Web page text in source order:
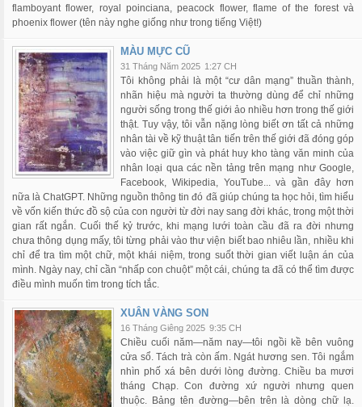
flamboyant flower, royal poinciana, peacock flower, flame of the forest và
phoenix flower (tên này nghe giống như trong tiếng Việt!)
MÀU MỰC CŨ
31 Tháng Năm 2025 1:27 CH
Tôi không phải là một “cư dân mạng” thuần thành,
nhãn hiệu mà người ta thường dùng để chỉ những
người sống trong thế giới ảo nhiều hơn trong thế giới
thật. Tuy vậy, tôi vẫn nặng lòng biết ơn tất cả những
nhân tài về kỹ thuật tân tiến trên thế giới đã đóng góp
vào việc giữ gìn và phát huy kho tàng văn minh của
nhân loại qua các nền tảng trên mạng như Google,
Facebook, Wikipedia, YouTube... và gần đây hơn
nữa là ChatGPT. Những nguồn thông tin đó đã giúp chúng ta học hỏi, tìm hiểu
về vốn kiến thức đồ sộ của con người từ đời nay sang đời khác, trong một thời
gian rất ngắn. Cuối thế kỷ trước, khi mạng lưới toàn cầu đã ra đời nhưng
chưa thông dụng mấy, tôi từng phải vào thư viện biết bao nhiêu lần, nhiều khi
chỉ để tra tìm một chữ, một khái niệm, trong suốt thời gian viết luận án của
mình. Ngày nay, chỉ cần “nhấp con chuột” một cái, chúng ta đã có thể tìm được
điều mình muốn tìm trong tích tắc.
XUÂN VÀNG SON
16 Tháng Giêng 2025 9:35 CH
Chiều cuối năm—năm nay—tôi ngồi kề bên vuông
cửa sổ. Tách trà còn ấm. Ngát hương sen. Tôi ngắm
nhìn phố xá bên dưới lòng đường. Chiều ba mươi
tháng Chạp. Con đường xứ người nhưng quen
thuộc. Bảng tên đường—bên trên là dòng chữ lạ.